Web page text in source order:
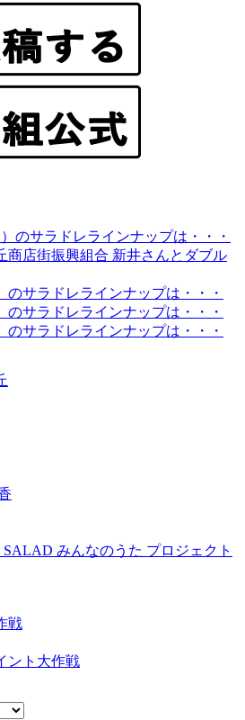
のサラドレラインナップは・・・
商店街振興組合 新井さんとダブル
のサラドレラインナップは・・・
のサラドレラインナップは・・・
のサラドレラインナップは・・・
SALAD みんなのうた プロジェクト
戦
ント大作戦